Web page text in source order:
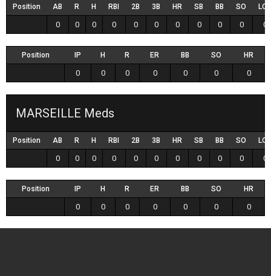
Position AB R H RBI 2B 3B HR SB BB SO LOB
0 0 0 0 0 0 0 0 0 0 0
Position IP H R ER BB SO HR
0 0 0 0 0 0 0
MARSEILLE Meds
Position AB R H RBI 2B 3B HR SB BB SO LOB
0 0 0 0 0 0 0 0 0 0 0
Position IP H R ER BB SO HR
0 0 0 0 0 0 0